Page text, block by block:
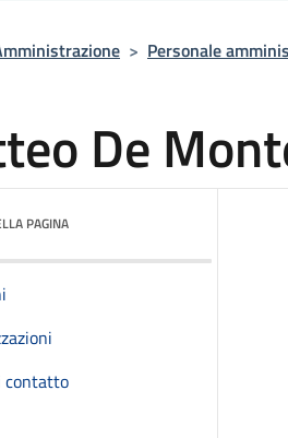
> Personale
De
PAGINA
contatto